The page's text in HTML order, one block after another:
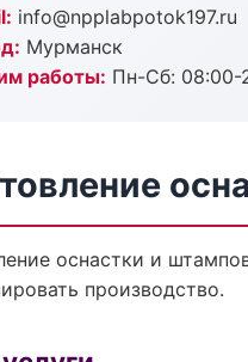
info@npplabpotok197.ru
Мурманск
работы: Пн-Сб: 08:00-
оснастки и
производство.